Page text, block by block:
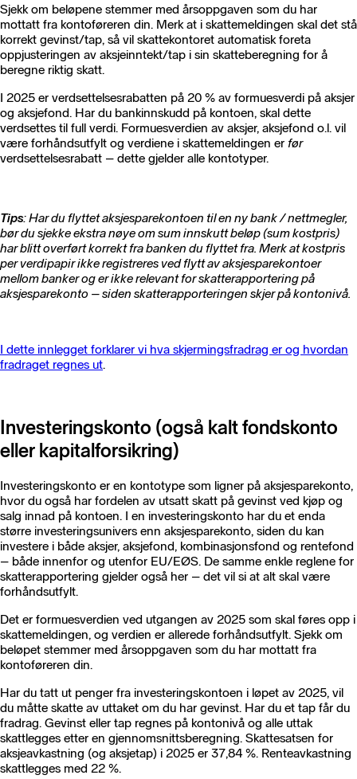
Sjekk om beløpene stemmer med årsoppgaven som du har
mottatt fra kontoføreren din. Merk at i skattemeldingen skal det stå
korrekt gevinst/tap, så vil skattekontoret automatisk foreta
oppjusteringen av aksjeinntekt/tap i sin skatteberegning for å
beregne riktig skatt.
I 2025 er verdsettelsesrabatten på 20 % av formuesverdi på aksjer
og aksjefond. Har du bankinnskudd på kontoen, skal dette
verdsettes til full verdi. Formuesverdien av aksjer, aksjefond o.l. vil
være forhåndsutfylt og verdiene i skattemeldingen er før
verdsettelsesrabatt – dette gjelder alle kontotyper.
Tips: Har du flyttet aksjesparekontoen til en ny bank / nettmegler,
bør du sjekke ekstra nøye om sum innskutt beløp (sum kostpris)
har blitt overført korrekt fra banken du flyttet fra. Merk at kostpris
per verdipapir ikke registreres ved flytt av aksjesparekontoer
mellom banker og er ikke relevant for skatterapportering på
aksjesparekonto – siden skatterapporteringen skjer på kontonivå.
I dette innlegget forklarer vi hva skjermingsfradrag er og hvordan
fradraget regnes ut.
Investeringskonto (også kalt fondskonto
eller kapitalforsikring)
Investeringskonto er en kontotype som ligner på aksjesparekonto,
hvor du også har fordelen av utsatt skatt på gevinst ved kjøp og
salg innad på kontoen. I en investeringskonto har du et enda
større investeringsunivers enn aksjesparekonto, siden du kan
investere i både aksjer, aksjefond, kombinasjonsfond og rentefond
– både innenfor og utenfor EU/EØS. De samme enkle reglene for
skatterapportering gjelder også her – det vil si at alt skal være
forhåndsutfylt.
Det er formuesverdien ved utgangen av 2025 som skal føres opp i
skattemeldingen, og verdien er allerede forhåndsutfylt. Sjekk om
beløpet stemmer med årsoppgaven som du har mottatt fra
kontoføreren din.
Har du tatt ut penger fra investeringskontoen i løpet av 2025, vil
du måtte skatte av uttaket om du har gevinst. Har du et tap får du
fradrag. Gevinst eller tap regnes på kontonivå og alle uttak
skattlegges etter en gjennomsnittsberegning. Skattesatsen for
aksjeavkastning (og aksjetap) i 2025 er 37,84 %. Renteavkastning
skattlegges med 22 %.